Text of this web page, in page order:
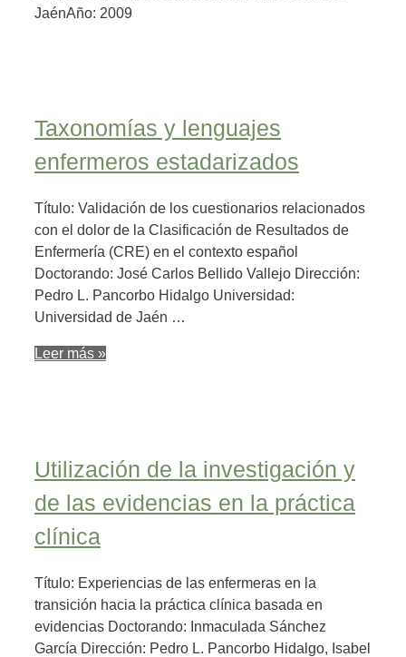
JaénAño: 2009
Taxonomías y lenguajes
enfermeros estadarizados
Título: Validación de los cuestionarios relacionados
con el dolor de la Clasificación de Resultados de
Enfermería (CRE) en el contexto español
Doctorando: José Carlos Bellido Vallejo Dirección:
Pedro L. Pancorbo Hidalgo Universidad:
Universidad de Jaén …
Leer más »
Utilización de la investigación y
de las evidencias en la práctica
clínica
Título: Experiencias de las enfermeras en la
transición hacia la práctica clínica basada en
evidencias Doctorando: Inmaculada Sánchez
García Dirección: Pedro L. Pancorbo Hidalgo, Isabel